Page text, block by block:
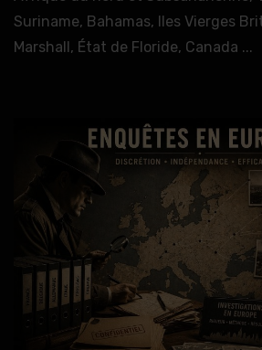
Suriname, Bahamas, Iles Vierges
Marshall, État de Floride, Canada ...